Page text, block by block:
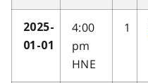
2025-
01-01
4:00
pm
HNE
1